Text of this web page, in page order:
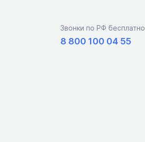
Звонки по РФ бесплатно
8 800 100 04 55